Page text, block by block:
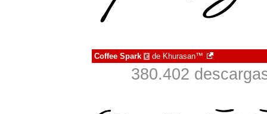
Coffee Spark € de Khurasan™
380.402